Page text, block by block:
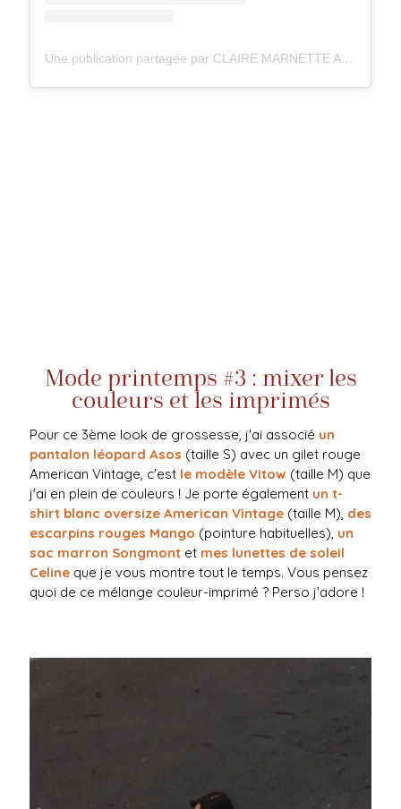
Une publication partagée par CLAIRE MARNETTE ALLEGRETTI (@milkywaysblueyes)
Mode printemps #3 : mixer les
couleurs et les imprimés
Pour ce 3ème look de grossesse, j'ai associé un
pantalon léopard Asos (taille S) avec un gilet rouge
American Vintage, c'est le modèle Vitow (taille M) que
j'ai en plein de couleurs ! Je porte également un t-
shirt blanc oversize American Vintage (taille M), des
escarpins rouges Mango (pointure habituelles), un
sac marron Songmont et mes lunettes de soleil
Celine que je vous montre tout le temps. Vous pensez
quoi de ce mélange couleur-imprimé ? Perso j'adore !